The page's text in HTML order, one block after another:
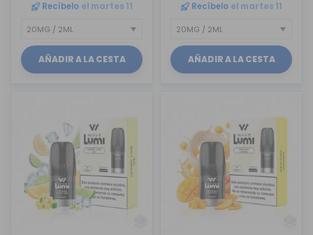
Recíbelo el martes 11
AÑADIR A LA CESTA
Recíbelo el martes 11
AÑADIR A LA CESTA